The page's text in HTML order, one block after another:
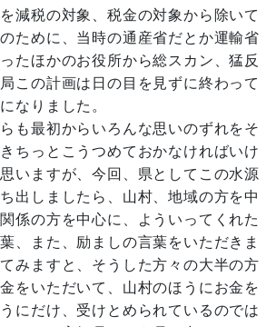
減税の対象、税金の対象から除いて
ために、当時の通産省だとか運輸省
たほかのお役所から総スカン、猛反
この計画は日の目を見ずに終わって
なりました。
も最初からいろんな思いのずれをそ
ちっとこうつめておかなければいけ
いますが、今回、県としてこの水源
出しましたら、山村、地域の方を中
係の方を中心に、よういってくれた
、また、励ましの言葉をいただきま
みますと、そうした方々の大半の方
をいただいて、山村のほうにお金を
にだけ、受けとめられているのでは